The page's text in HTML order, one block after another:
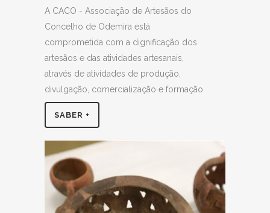
A CACO - Associação de Artesãos do
Concelho de Odemira está
comprometida com a dignificação dos
artesãos e das atividades artesanais,
através de atividades de produção,
divulgação, comercialização e formação.
SABER +